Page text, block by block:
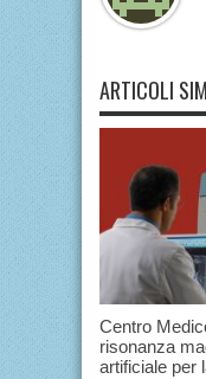
ARTICOLI
Centro
risonanza
artificiale per